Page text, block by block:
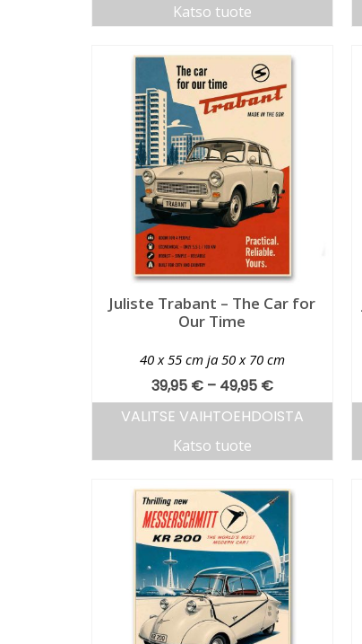
Katso tuote
Juliste Trabant – The Car for
Our Time
40 x 55 cm ja 50 x 70 cm
39,95 € – 49,95 €
VALITSE VAIHTOEHDOISTA
Katso tuote